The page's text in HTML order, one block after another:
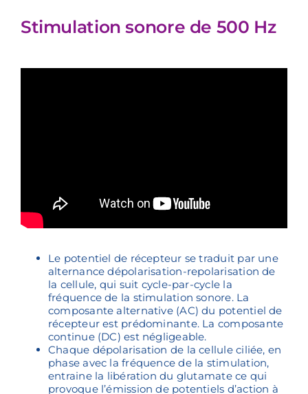
Stimulation sonore de 500 Hz
Le potentiel de récepteur se traduit par une
alternance dépolarisation-repolarisation de
la cellule, qui suit cycle-par-cycle la
fréquence de la stimulation sonore. La
composante alternative (AC) du potentiel de
récepteur est prédominante. La composante
continue (DC) est négligeable.
Chaque dépolarisation de la cellule ciliée, en
phase avec la fréquence de la stimulation,
entraine la libération du glutamate ce qui
provoque l’émission de potentiels d’action à